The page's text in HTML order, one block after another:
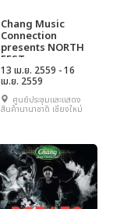
Chang Music
Connection
presents NORTH
FEST
13 เม.ย. 2559 - 16
เม.ย. 2559
ศูนย์ประชุมและแสดง
สินค้านานาชาติ เชียงใหม่